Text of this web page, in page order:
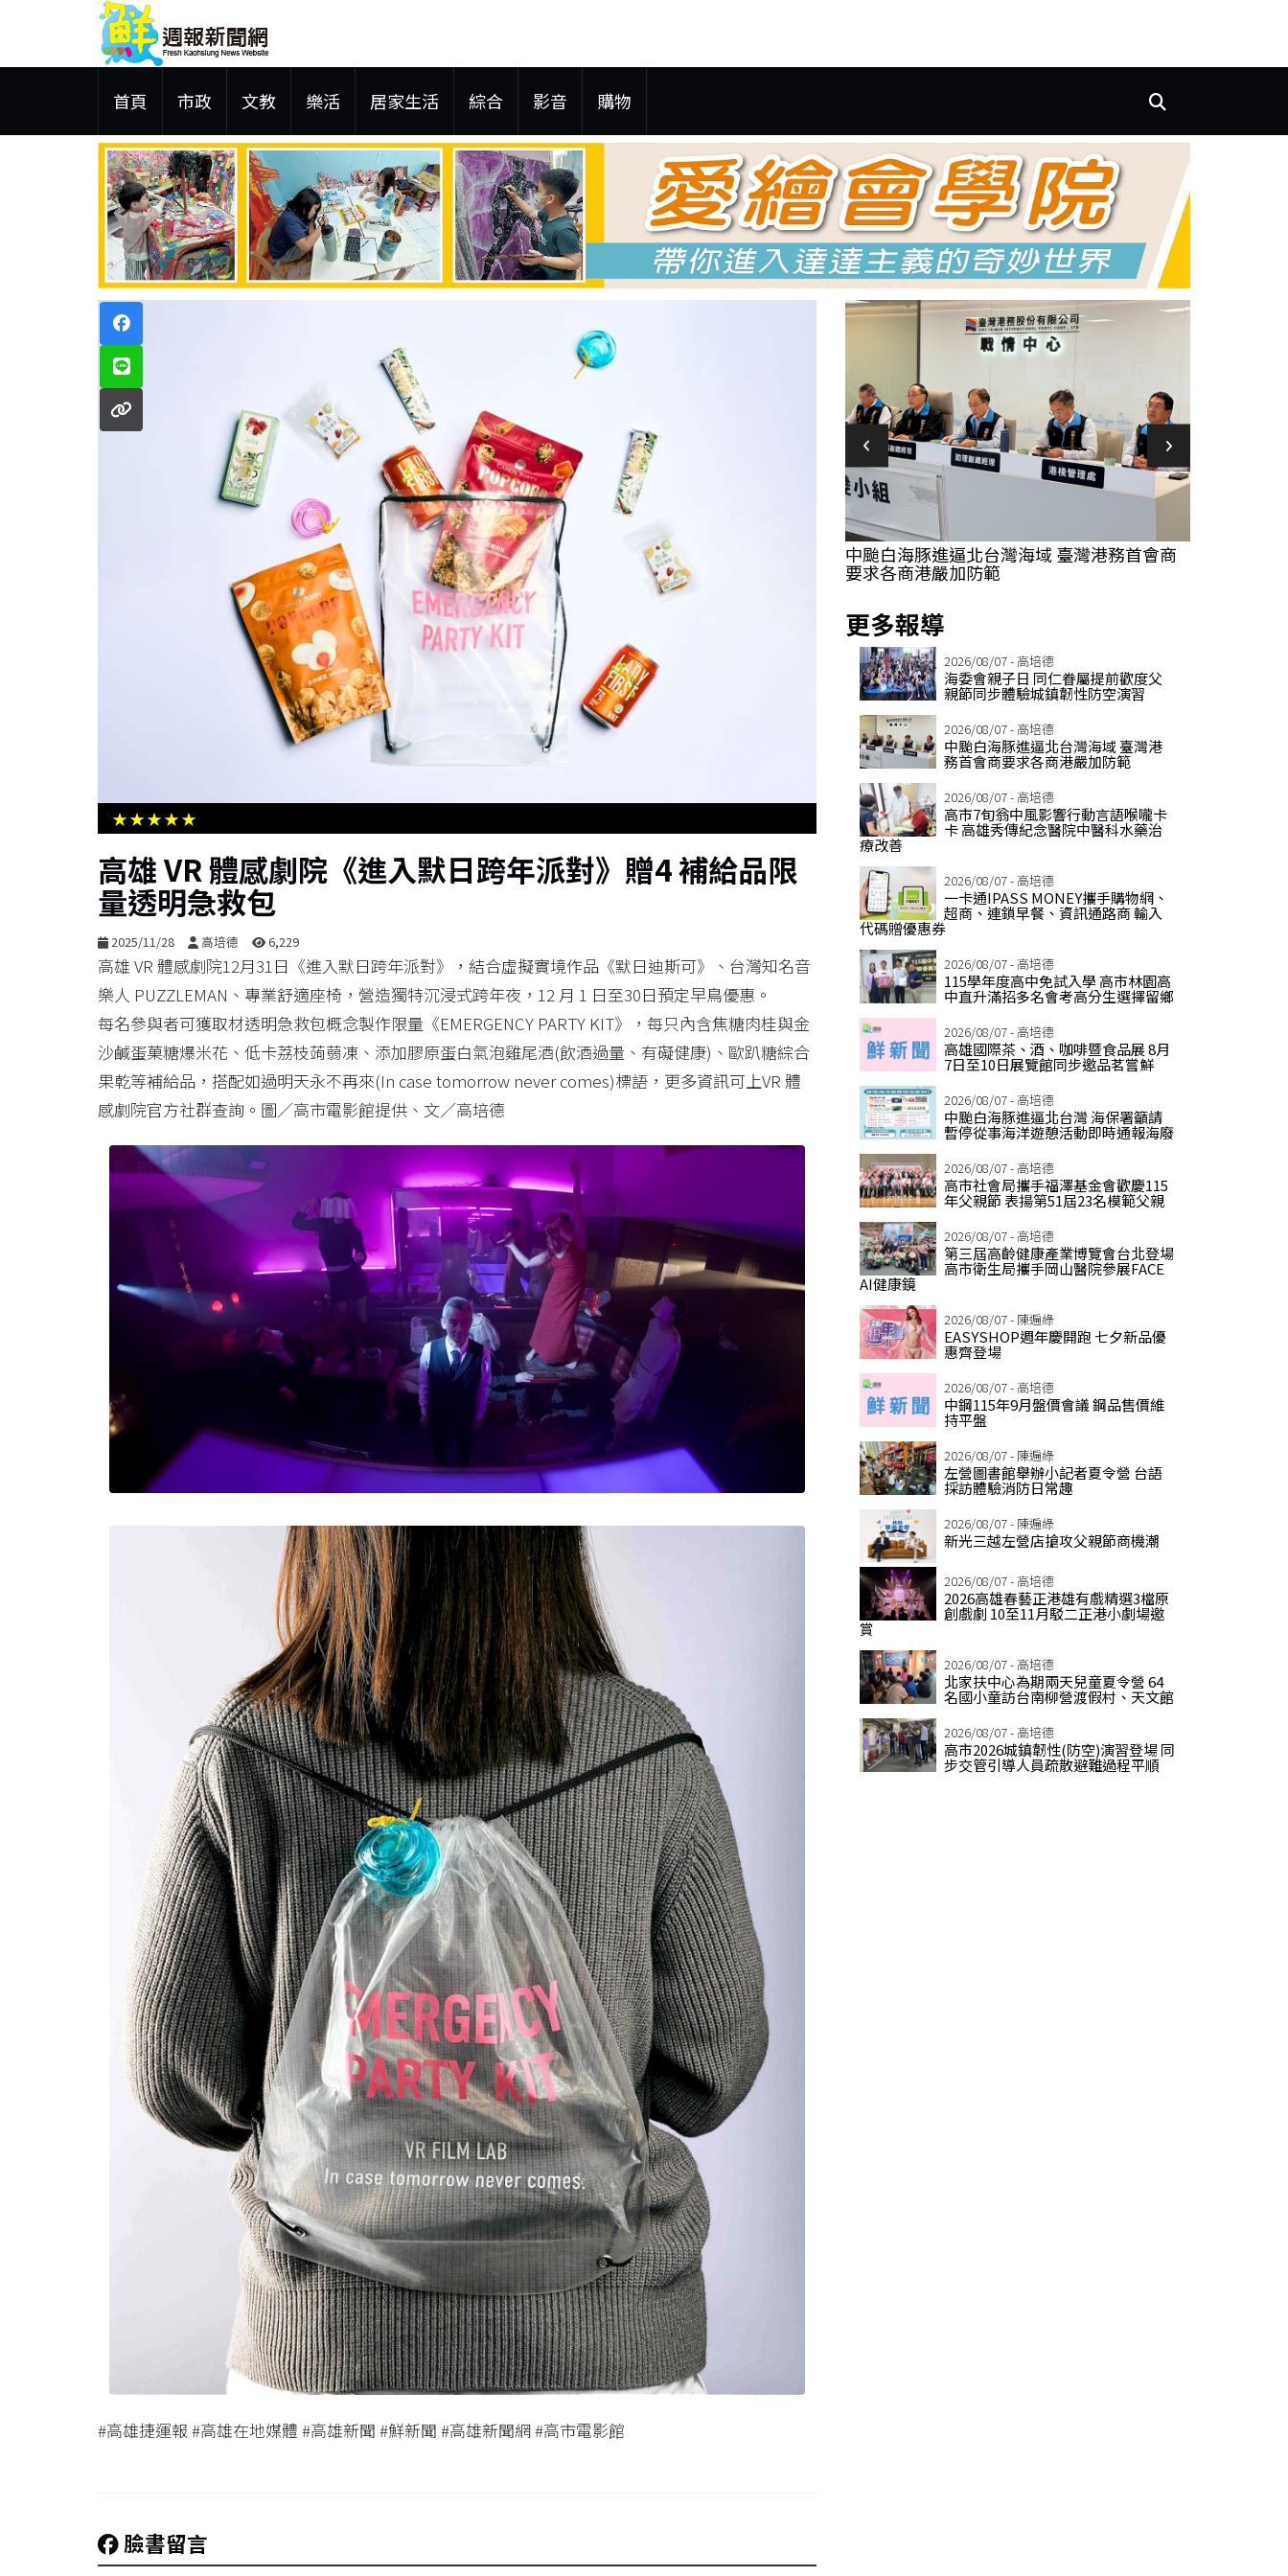
首頁 市政 文教 樂活 居家生活 綜合 影音 購物
★★★★★
高雄 VR 體感劇院《進入默日跨年派對》贈4 補給品限
量透明急救包
2025/11/28 高培德 6,229
高雄 VR 體感劇院12月31日《進入默日跨年派對》，結合虛擬實境作品《默日迪斯可》、台灣知名音
樂人 PUZZLEMAN、專業舒適座椅，營造獨特沉浸式跨年夜，12 月 1 日至30日預定早鳥優惠。
每名參與者可獲取材透明急救包概念製作限量《EMERGENCY PARTY KIT》，每只內含焦糖肉桂與金
沙鹹蛋菓糖爆米花、低卡荔枝蒟蒻凍、添加膠原蛋白氣泡雞尾酒(飲酒過量、有礙健康)、歐趴糖綜合
果乾等補給品，搭配如過明天永不再來(In case tomorrow never comes)標語，更多資訊可上VR 體
感劇院官方社群查詢。圖／高市電影館提供、文／高培德
#高雄捷運報 #高雄在地媒體 #高雄新聞 #鮮新聞 #高雄新聞網 #高市電影館
臉書留言
品售價維持平盤
左營圖書館舉辦小記者夏令營 台語採訪體驗
消防日常趣
海委會親子日 同仁眷屬提前歡度父親節同步
體驗城鎮韌性防空演習
中颱白海豚進逼北台灣海域 臺灣港務首會商
要求各商港嚴加防範
更多報導
2026/08/07 - 高培德
海委會親子日 同仁眷屬提前歡度父
親節同步體驗城鎮韌性防空演習
2026/08/07 - 高培德
中颱白海豚進逼北台灣海域 臺灣港
務首會商要求各商港嚴加防範
2026/08/07 - 高培德
高市7旬翁中風影響行動言語喉嚨卡
卡 高雄秀傳紀念醫院中醫科水藥治
療改善
2026/08/07 - 高培德
一卡通IPASS MONEY攜手購物網、
超商、連鎖早餐、資訊通路商 輸入
代碼贈優惠券
2026/08/07 - 高培德
115學年度高中免試入學 高市林園高
中直升滿招多名會考高分生選擇留鄉
2026/08/07 - 高培德
高雄國際茶、酒、咖啡暨食品展 8月
7日至10日展覽館同步邀品茗嘗鮮
2026/08/07 - 高培德
中颱白海豚進逼北台灣 海保署籲請
暫停從事海洋遊憩活動即時通報海廢
2026/08/07 - 高培德
高市社會局攜手福澤基金會歡慶115
年父親節 表揚第51屆23名模範父親
2026/08/07 - 高培德
第三屆高齡健康產業博覽會台北登場
高市衛生局攜手岡山醫院參展FACE
AI健康鏡
2026/08/07 - 陳遍綠
EASYSHOP週年慶開跑 七夕新品優
惠齊登場
2026/08/07 - 高培德
中鋼115年9月盤價會議 鋼品售價維
持平盤
2026/08/07 - 陳遍綠
左營圖書館舉辦小記者夏令營 台語
採訪體驗消防日常趣
2026/08/07 - 陳遍綠
新光三越左營店搶攻父親節商機潮
2026/08/07 - 高培德
2026高雄春藝正港雄有戲精選3檔原
創戲劇 10至11月駁二正港小劇場邀
賞
2026/08/07 - 高培德
北家扶中心為期兩天兒童夏令營 64
名國小童訪台南柳營渡假村、天文館
2026/08/07 - 高培德
高市2026城鎮韌性(防空)演習登場 同
步交管引導人員疏散避難過程平順